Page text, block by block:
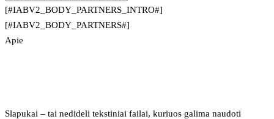
[#IABV2_BODY_PARTNERS_INTRO#]
[#IABV2_BODY_PARTNERS#]
Apie
Slapukai – tai nedideli tekstiniai failai, kuriuos galima naudoti